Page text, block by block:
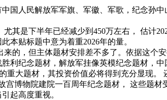
人民解放军军旗、军徽、军歌，纪念孙中
是下半年已经减少到450万左右， 估计
本贴标题中意为着重2026年的量。
，但主体题材安排差不多了。依据这个安
纪念题材，解放军挂像英模纪念题材，中
大题材，其投资价值必将得到充分显现。
博物院建院一百周年纪念题材， 这些题材
起高度重视。